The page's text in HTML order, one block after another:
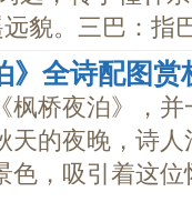
貌。三巴：指
》全诗配图赏
枫桥夜泊》，
天的夜晚，诗
色，吸引着这位